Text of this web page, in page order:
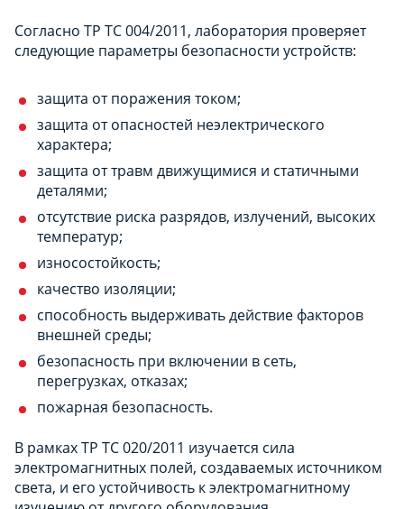
Согласно ТР ТС 004/2011, лаборатория проверяет
следующие параметры безопасности устройств:
защита от поражения током;
защита от опасностей неэлектрического
характера;
защита от травм движущимися и статичными
деталями;
отсутствие риска разрядов, излучений, высоких
температур;
износостойкость;
качество изоляции;
способность выдерживать действие факторов
внешней среды;
безопасность при включении в сеть,
перегрузках, отказах;
пожарная безопасность.
В рамках ТР ТС 020/2011 изучается сила
электромагнитных полей, создаваемых источником
света, и его устойчивость к электромагнитному